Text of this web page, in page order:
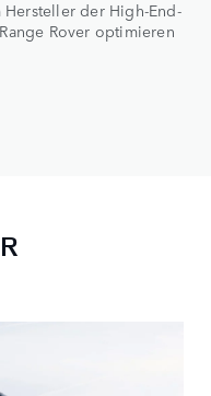
Hersteller der High-End-
Rover optimieren